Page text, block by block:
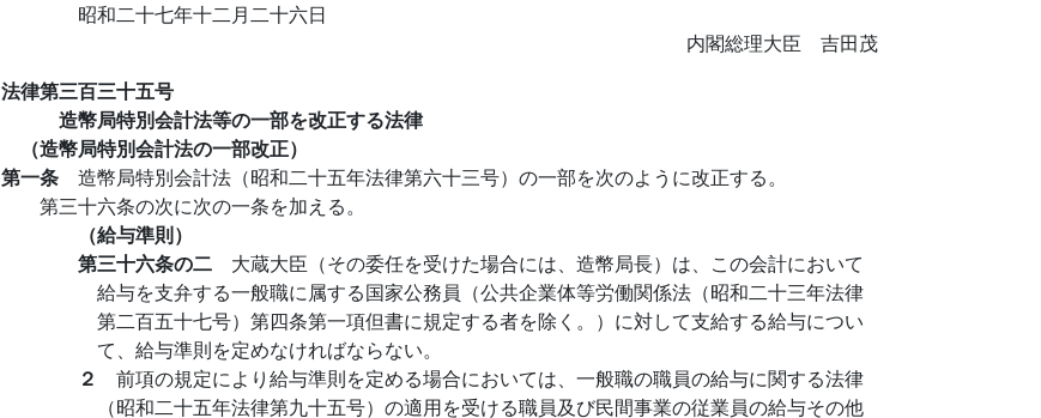
昭和二十七年十二月二十六日
内閣総理大臣 吉田茂
法律第三百三十五号
造幣局特別会計法等の一部を改正する法律
（造幣局特別会計法の一部改正）
第一条 造幣局特別会計法（昭和二十五年法律第六十三号）の一部を次のように改正する。
第三十六条の次に次の一条を加える。
（給与準則）
第三十六条の二 大蔵大臣（その委任を受けた場合には、造幣局長）は、この会計において
給与を支弁する一般職に属する国家公務員（公共企業体等労働関係法（昭和二十三年法律
第二百五十七号）第四条第一項但書に規定する者を除く。）に対して支給する給与につい
て、給与準則を定めなければならない。
２ 前項の規定により給与準則を定める場合においては、一般職の職員の給与に関する法律
（昭和二十五年法律第九十五号）の適用を受ける職員及び民間事業の従業員の給与その他